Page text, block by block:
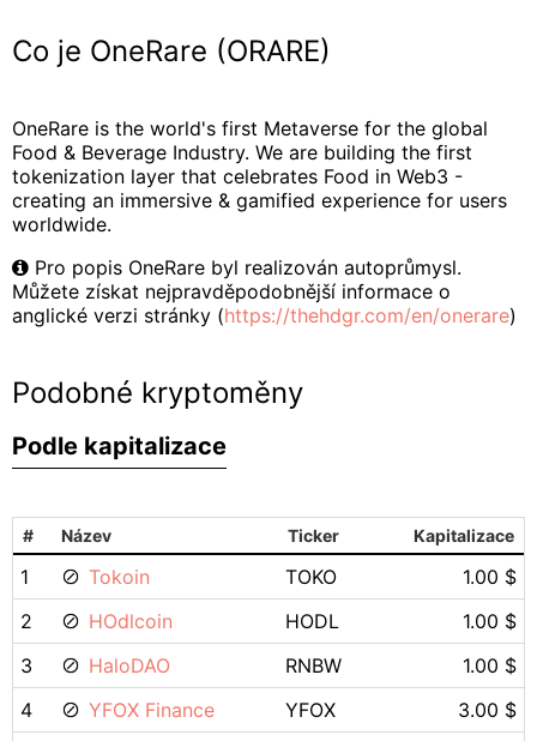
Co je OneRare (ORARE)
OneRare is the world's first Metaverse for the global
Food & Beverage Industry. We are building the first
tokenization layer that celebrates Food in Web3 -
creating an immersive & gamified experience for users
worldwide.
Pro popis OneRare byl realizován autoprůmysl.
Můžete získat nejpravděpodobnější informace o
anglické verzi stránky (https://thehdgr.com/en/onerare)
Podobné kryptoměny
Podle kapitalizace
# Název Ticker Kapitalizace
1 Tokoin TOKO
1.00 $
2
HOdlcoin HODL
1.00 $
3
HaloDAO RNBW
1.00 $
4
YFOX Finance YFOX
3.00 $